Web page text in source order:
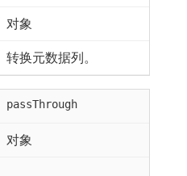
对象
转换元数据列。
passThrough
对象